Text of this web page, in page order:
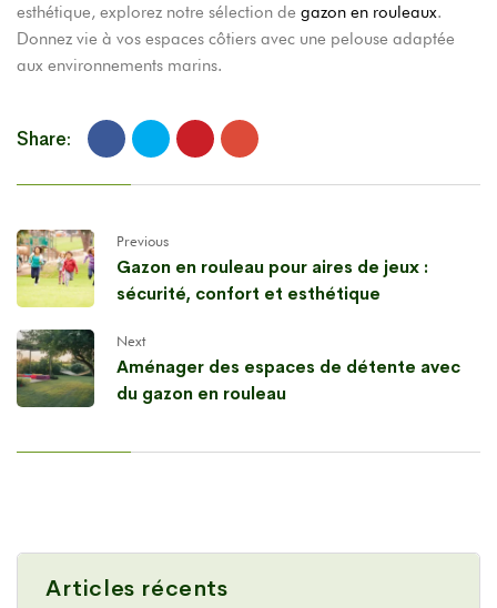
esthétique, explorez notre sélection de gazon en rouleaux.
Donnez vie à vos espaces côtiers avec une pelouse adaptée
aux environnements marins.
Share:
Previous
Gazon en rouleau pour aires de jeux :
sécurité, confort et esthétique
Next
Aménager des espaces de détente avec
du gazon en rouleau
Articles récents